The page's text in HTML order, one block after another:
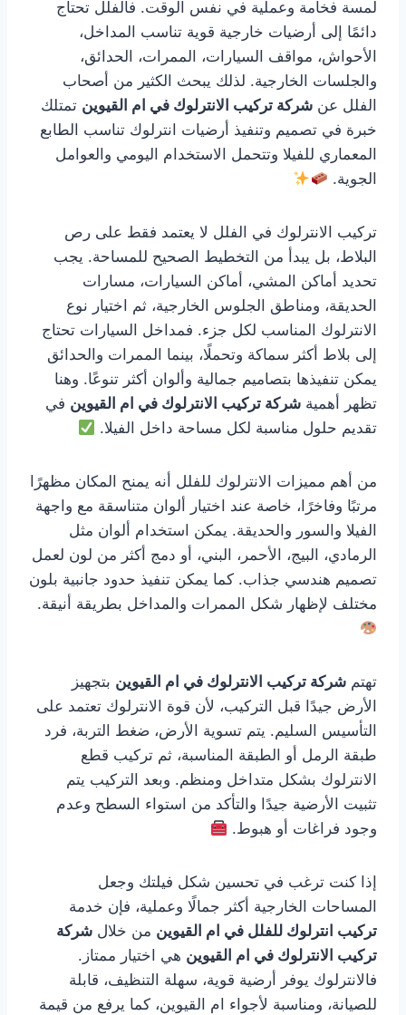
لمسة فخامة وعملية في نفس الوقت. فالفلل تحتاج
دائمًا إلى أرضيات خارجية قوية تناسب المداخل،
الأحواش، مواقف السيارات، الممرات، الحدائق،
والجلسات الخارجية. لذلك يبحث الكثير من أصحاب
الفلل عن شركة تركيب الانترلوك في ام القيوين تمتلك
خبرة في تصميم وتنفيذ أرضيات انترلوك تناسب الطابع
المعماري للفيلا وتتحمل الاستخدام اليومي والعوامل
الجوية.
تركيب الانترلوك في الفلل لا يعتمد فقط على رص
البلاط، بل يبدأ من التخطيط الصحيح للمساحة. يجب
تحديد أماكن المشي، أماكن السيارات، مسارات
الحديقة، ومناطق الجلوس الخارجية، ثم اختيار نوع
الانترلوك المناسب لكل جزء. فمداخل السيارات تحتاج
إلى بلاط أكثر سماكة وتحملًا، بينما الممرات والحدائق
يمكن تنفيذها بتصاميم جمالية وألوان أكثر تنوعًا. وهنا
تظهر أهمية شركة تركيب الانترلوك في ام القيوين في
تقديم حلول مناسبة لكل مساحة داخل الفيلا.
من أهم مميزات الانترلوك للفلل أنه يمنح المكان مظهرًا
مرتبًا وفاخرًا، خاصة عند اختيار ألوان متناسقة مع واجهة
الفيلا والسور والحديقة. يمكن استخدام ألوان مثل
الرمادي، البيج، الأحمر، البني، أو دمج أكثر من لون لعمل
تصميم هندسي جذاب. كما يمكن تنفيذ حدود جانبية بلون
مختلف لإظهار شكل الممرات والمداخل بطريقة أنيقة.
تهتم شركة تركيب الانترلوك في ام القيوين بتجهيز
الأرض جيدًا قبل التركيب، لأن قوة الانترلوك تعتمد على
التأسيس السليم. يتم تسوية الأرض، ضغط التربة، فرد
طبقة الرمل أو الطبقة المناسبة، ثم تركيب قطع
الانترلوك بشكل متداخل ومنظم. وبعد التركيب يتم
تثبيت الأرضية جيدًا والتأكد من استواء السطح وعدم
وجود فراغات أو هبوط.
إذا كنت ترغب في تحسين شكل فيلتك وجعل
المساحات الخارجية أكثر جمالًا وعملية، فإن خدمة
تركيب انترلوك للفلل في ام القيوين من خلال شركة
تركيب الانترلوك في ام القيوين هي اختيار ممتاز.
فالانترلوك يوفر أرضية قوية، سهلة التنظيف، قابلة
للصيانة، ومناسبة لأجواء ام القيوين، كما يرفع من قيمة